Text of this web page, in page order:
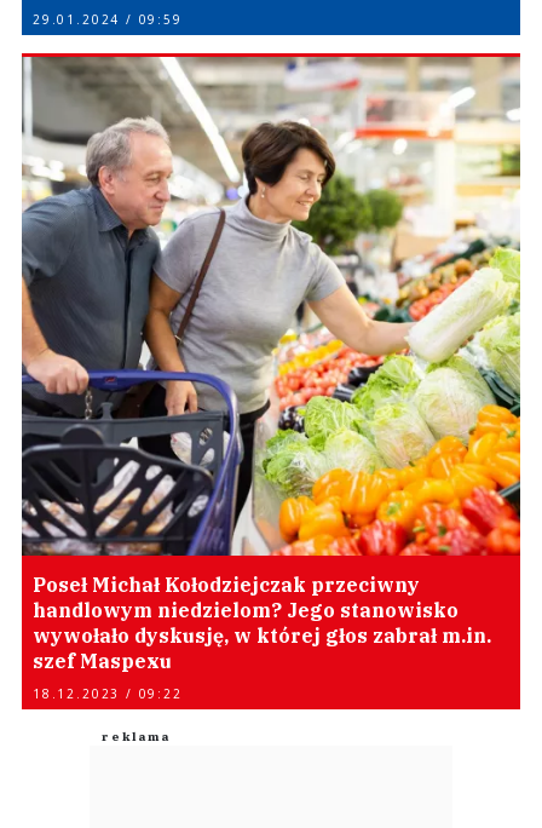
29.01.2024 / 09:59
Poseł Michał Kołodziejczak przeciwny
handlowym niedzielom? Jego stanowisko
wywołało dyskusję, w której głos zabrał m.in.
szef Maspexu
18.12.2023 / 09:22